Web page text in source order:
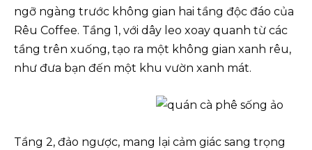
ngỡ ngàng trước không gian hai tầng độc đáo của
Rêu Coffee. Tầng 1, với dây leo xoay quanh từ các
tầng trên xuống, tạo ra một không gian xanh rêu,
như đưa bạn đến một khu vườn xanh mát.
Tầng 2, đảo ngược, mang lại cảm giác sang trọng